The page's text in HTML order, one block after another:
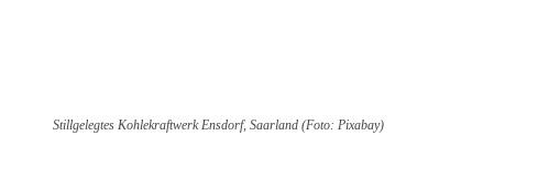
Stillgelegtes Kohlekraftwerk Ensdorf, Saarland (Foto: Pixabay)